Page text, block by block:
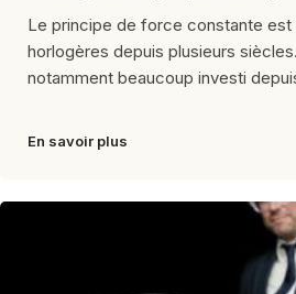
Le principe de force constante est
horlogères depuis plusieurs
notamment beaucoup investi
En savoir plus